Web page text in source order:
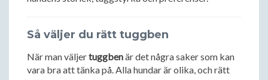
Så väljer du rätt tuggben
När man väljertuggbenär det några saker som kan
vara bra att tänka på. Alla hundar är olika, och rätt